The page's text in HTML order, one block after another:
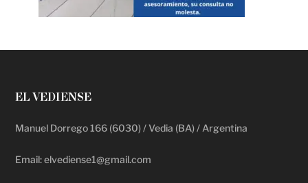
EL VEDIENSE
Manuel Dorrego 166 (6030) / Vedia (BA) / Argentina
Email: elvediense1@gmail.com